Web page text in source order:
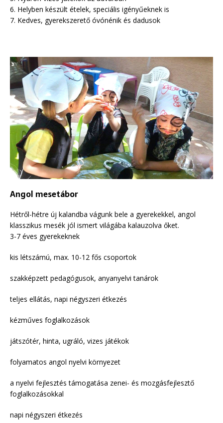
6. Helyben készült ételek, speciális igényűeknek is
7. Kedves, gyerekszerető óvónénik és dadusok
Angol mesetábor
Hétről-hétre új kalandba vágunk bele a gyerekekkel, angol
klasszikus mesék jól ismert világába kalauzolva őket.
3-7 éves gyerekeknek
kis létszámú, max. 10-12 fős csoportok
szakképzett pedagógusok, anyanyelvi tanárok
teljes ellátás, napi négyszeri étkezés
kézműves foglalkozások
játszótér, hinta, ugráló, vizes játékok
folyamatos angol nyelvi környezet
a nyelvi fejlesztés támogatása zenei- és mozgásfejlesztő
foglalkozásokkal
napi négyszeri étkezés